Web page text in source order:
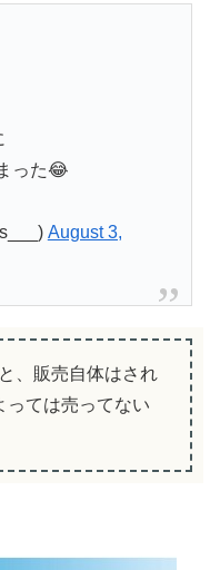
った😂
August 3,
、販売自体はされ
っては売ってない